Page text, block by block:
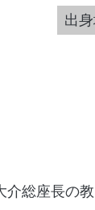
出
介総座長の